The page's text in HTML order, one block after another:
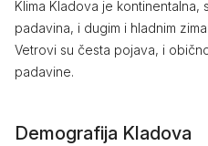
Klima Kladova je kontinentalna,
padavina, i dugim i hladnim
Vetrovi su česta pojava, i
padavine.
Demografija Kladova